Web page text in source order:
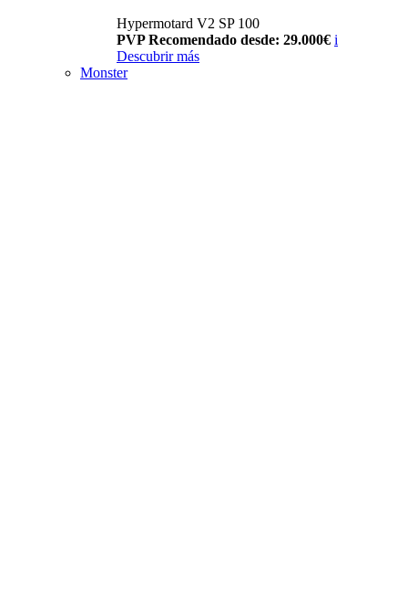
Hypermotard V2 SP 100
PVP Recomendado desde: 29.000€ i
Descubrir más
Monster